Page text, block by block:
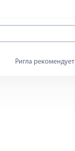
Ригла рекомендует